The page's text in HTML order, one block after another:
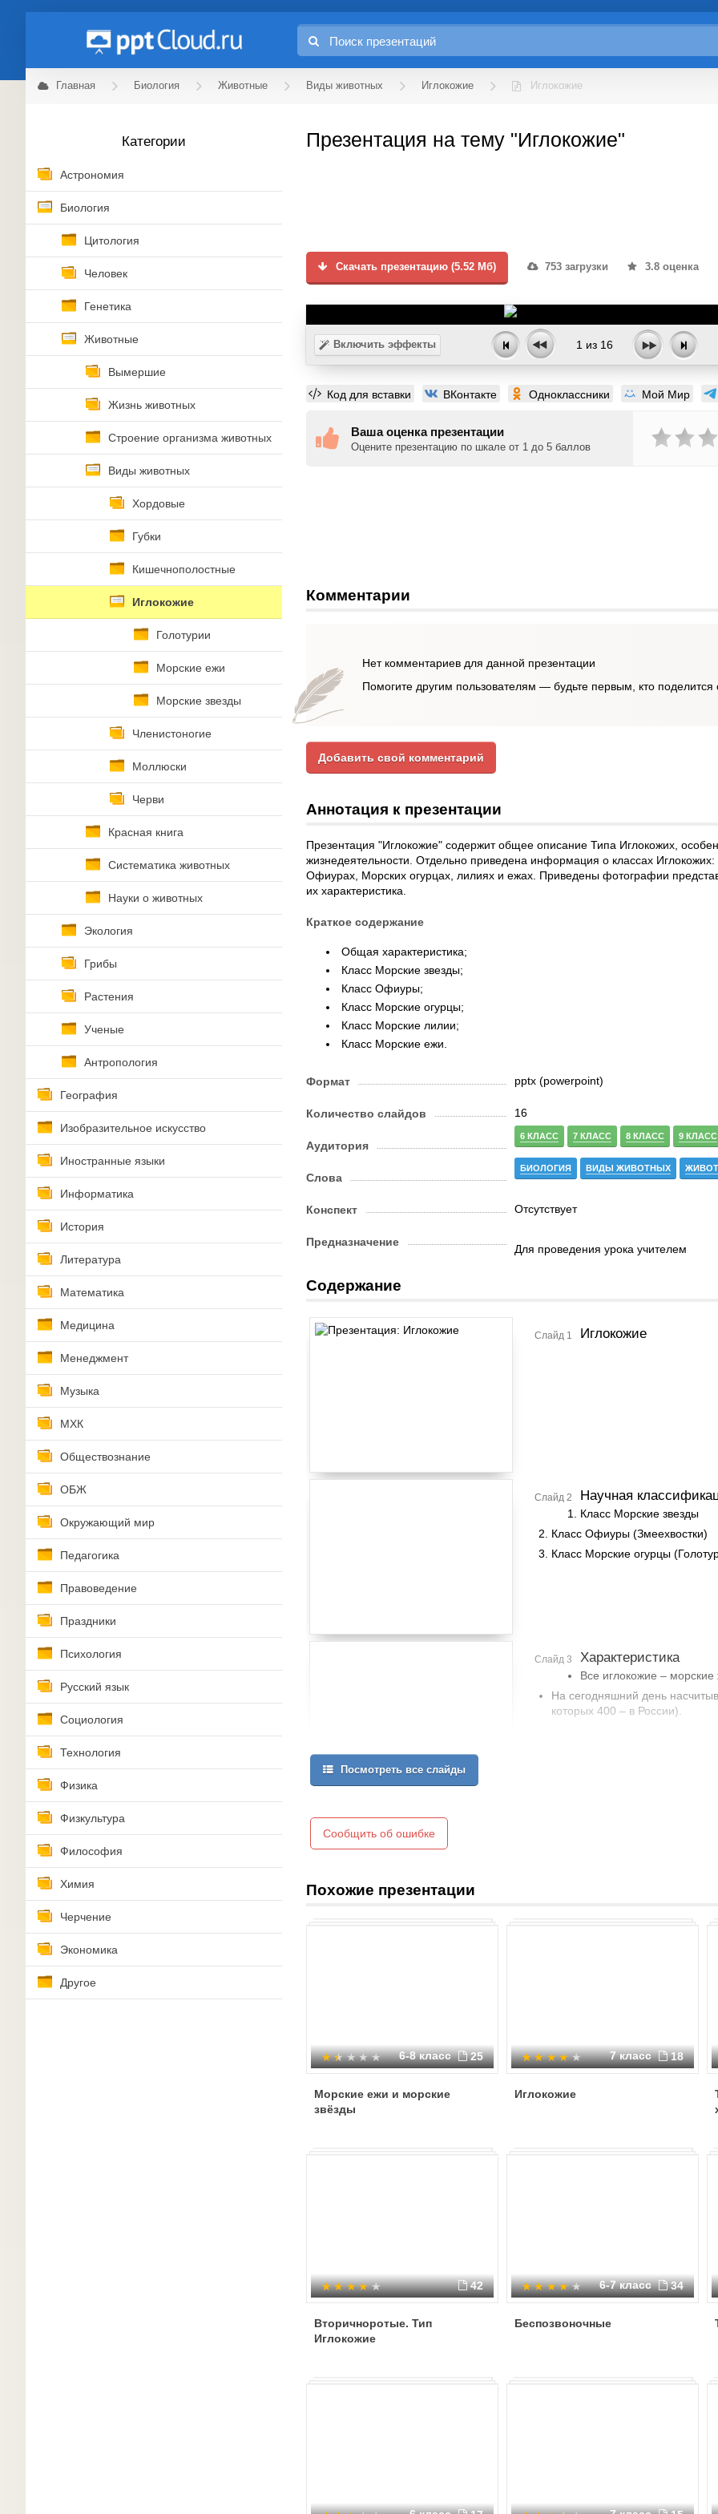
Главная Биология Животные Виды животных Иглокожие Иглокожие
Категории
Астрономия
Биология
Цитология
Человек
Генетика
Животные
Вымершие
Жизнь животных
Строение организма животных
Виды животных
Хордовые
Губки
Кишечнополостные
Иглокожие
Голотурии
Морские ежи
Морские звезды
Членистоногие
Моллюски
Черви
Красная книга
Систематика животных
Науки о животных
Экология
Грибы
Растения
Ученые
Антропология
География
Изобразительное искусство
Иностранные языки
Информатика
История
Литература
Математика
Медицина
Менеджмент
Музыка
МХК
Обществознание
ОБЖ
Окружающий мир
Педагогика
Правоведение
Праздники
Психология
Русский язык
Социология
Технология
Физика
Физкультура
Философия
Химия
Черчение
Экономика
Другое
Презентация на тему "Иглокожие"
Скачать презентацию (5.52 Мб) 753 загрузки 3.8 оценка
Включить эффекты 1 из 16
Код для вставки ВКонтакте Одноклассники Мой Мир
Ваша оценка презентации
Оцените презентацию по шкале от 1 до 5 баллов
Комментарии
Нет комментариев для данной презентации
Помогите другим пользователям — будьте первым, кто
Добавить свой комментарий
Аннотация к презентации
Презентация "Иглокожие" содержит общее описание Типа Иглокожих,
жизнедеятельности. Отдельно приведена информация о классах Иглокожих:
Офиурах, Морских огурцах, лилиях и ежах. Приведены фотографии
их характеристика.
Краткое содержание
Общая характеристика;
Класс Морские звезды;
Класс Офиуры;
Класс Морские огурцы;
Класс Морские лилии;
Класс Морские ежи.
Формат pptx (powerpoint)
Количество слайдов 16
Аудитория
6 КЛАСС 7 КЛАСС 8 КЛАСС 9 КЛАСС
Слова
БИОЛОГИЯ ВИДЫ ЖИВОТНЫХ
Конспект Отсутствует
Предназначение
Для проведения урока учителем
Содержание
Слайд 1 Иглокожие
Слайд 2 Научная
Класс Морские звезды
Класс Офиуры (Змеехвостки)
Класс Морские огурцы
Слайд 3 Характеристика
Все иглокожие –
На сегодняшний день
которых 400 – в России).
Посмотреть все слайды
Сообщить об ошибке
Похожие презентации
6-8 класс 25
Морские ежи и морские
звёзды
7 класс 18
Иглокожие
42
Вторичноротые. Тип
Иглокожие
6-7 класс 34
Беспозвоночные